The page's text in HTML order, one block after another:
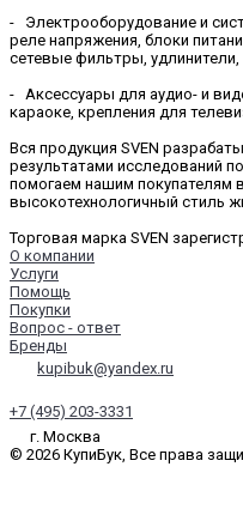
- Электрооборудование и
реле напряжения, блоки
сетевые фильтры, удлинители,
- Аксессуары для аудио- и
караоке, крепления для
Вся продукция SVEN
результатами исследований
помогаем нашим покупателям
высокотехнологичный стиль
Торговая марка SVEN
О компании
Услуги
Помощь
Покупки
Вопрос - ответ
Бренды
kupibuk@yandex.ru
+7 (495) 203-3331
г. Москва
© 2026 КупиБук, Все права